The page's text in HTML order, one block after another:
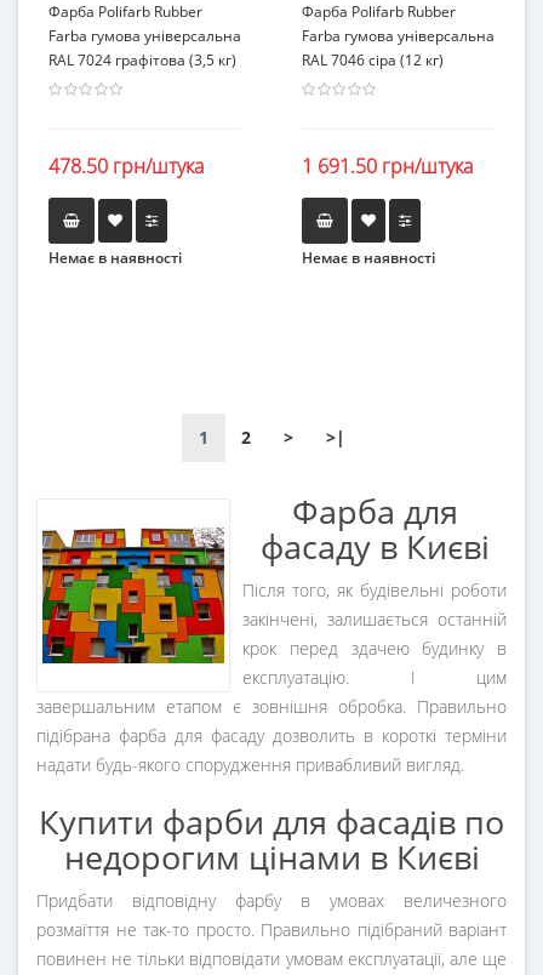
Фарба Polifarb Rubber
Farba гумова універсальна
RAL 7024 графітова (3,5 кг)
478.50 грн/штука
Немає в наявності
Фарба Polifarb Rubber
Farba гумова універсальна
RAL 7046 сіра (12 кг)
1 691.50 грн/штука
Немає в наявності
1 2 > >|
Фарба для
фасаду в Києві
Після того, як будівельні роботи
закінчені, залишається останній
крок перед здачею будинку в
експлуатацію. І цим
завершальним етапом є зовнішня обробка. Правильно
підібрана фарба для фасаду дозволить в короткі терміни
надати будь-якого спорудження привабливий вигляд.
Купити фарби для фасадів по
недорогим цінами в Києві
Придбати відповідну фарбу в умовах величезного
розмаїття не так-то просто. Правильно підібраний варіант
повинен не тільки відповідати умовам експлуатації, але ще